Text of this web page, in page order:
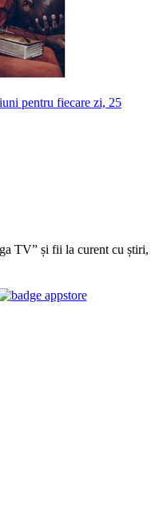
pentru fiecare zi, 25
TV” și fii la curent cu știri,